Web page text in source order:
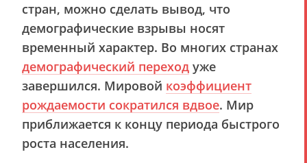
стран, можно сделать вывод, что
демографические взрывы носят
временный характер. Во многих странах
демографический переход уже
завершился. Мировой коэффициент
рождаемости сократился вдвое. Мир
приближается к концу периода быстрого
роста населения.